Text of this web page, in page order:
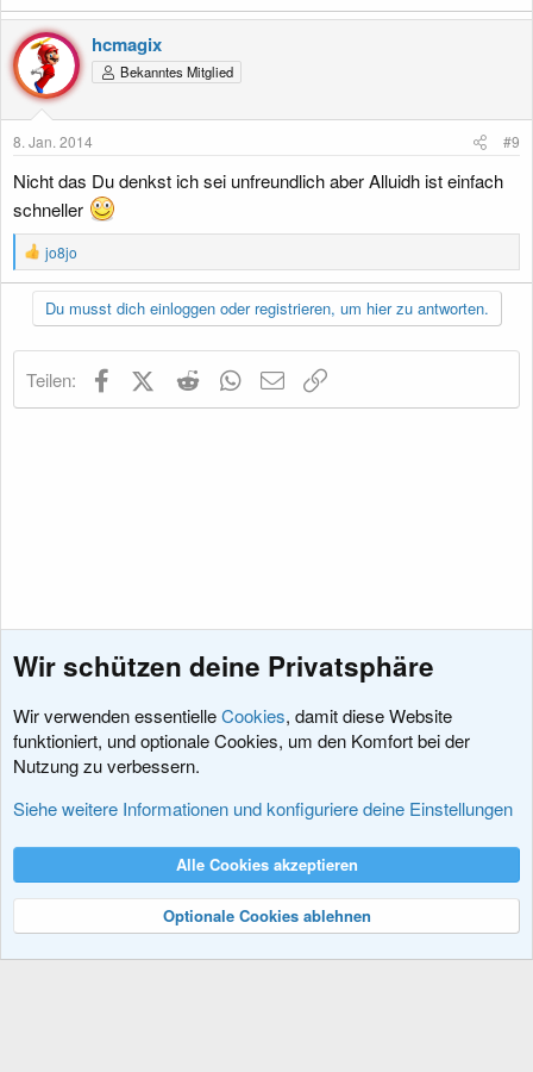
hcmagix
Bekanntes Mitglied
8. Jan. 2014 #9
Nicht das Du denkst ich sei unfreundlich aber Alluidh ist einfach
schneller
R
e
a
k
t
n
jo8jo
Du musst dich einloggen oder registrieren, um hier zu antworten.
Teilen: FacebookX (Twitter)
Reddit WhatsApp
E-Mail
Fragen vor dem Kauf
Nutzungsbedingungen Datenschutz
R
Community platform by XenForo® © 2010-2024 XenForo Ltd.
Wir schützen deine Privatsphäre
Wir verwenden essentielleCookies, damit diese Website
funktioniert, und optionale Cookies, um den Komfort bei der
Nutzung zu verbessern.
Siehe weitere Informationen und konfiguriere deine Einstellungen
Alle Cookies akzeptieren
Optionale Cookies ablehnen